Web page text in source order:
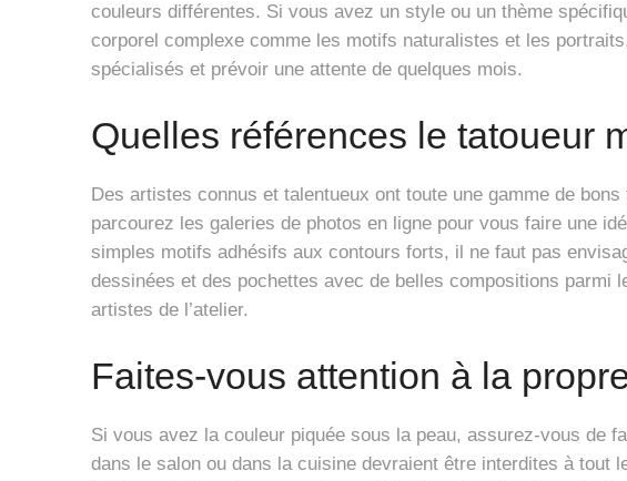
couleurs différentes. Si vous avez un style ou un thème
corporel complexe comme les motifs naturalistes et les
spécialisés et prévoir une attente de quelques mois.
Quelles références le tatoueur
Des artistes connus et talentueux ont toute une gamme de
parcourez les galeries de photos en ligne pour vous faire une
simples motifs adhésifs aux contours forts, il ne faut pas
dessinées et des pochettes avec de belles compositions
artistes de l’atelier.
Faites-vous attention à la
Si vous avez la couleur piquée sous la peau, assurez-vous de
dans le salon ou dans la cuisine devraient être interdites à tout